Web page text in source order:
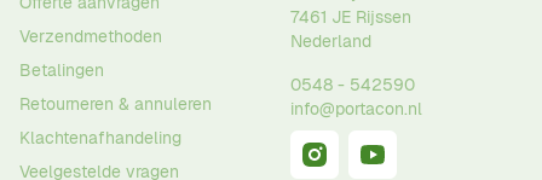
Verzendmethoden
Betalingen
Retourneren & annuleren
Klachtenafhandeling
Veelgestelde vragen
7461 JE Rijssen
Nederland
0548 - 542590
info@portacon.nl